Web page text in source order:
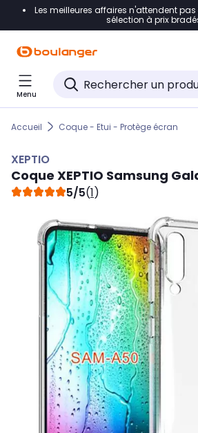
Accéder directement à la
Accéder directement au pied de
Accéder directement au chatbot
Les meilleures affaires n'attendent
sélection à prix
Menu
Accueil Coque - Etui - Protège écran
XEPTIO
Coque XEPTIO Samsung
5/5(1)